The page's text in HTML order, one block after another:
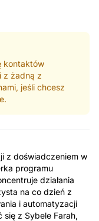
kontaktów
z żadną z
jeśli chcesz
z doświadczeniem w
programu
działania
na co dzień z
i automatyzacji
z Sybele Farah,